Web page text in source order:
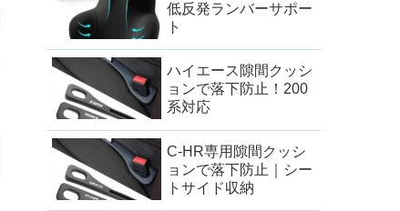
低反発ランバーサポー
ト
ハイエース隙間クッシ
ョンで落下防止！200
系対応
C-HR専用隙間クッシ
ョンで落下防止｜シー
トサイド収納